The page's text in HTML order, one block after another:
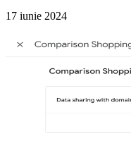
17 iunie 2024